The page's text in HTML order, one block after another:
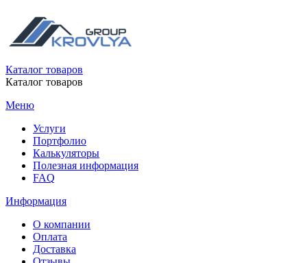
Каталог товаров
Каталог товаров
Меню
Услуги
Портфолио
Калькуляторы
Полезная информация
FAQ
Информация
О компании
Оплата
Доставка